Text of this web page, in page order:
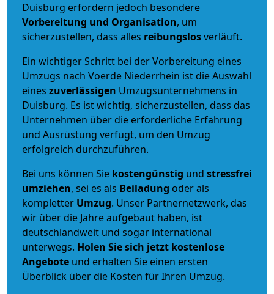
Duisburg erfordern jedoch besondere
Vorbereitung und Organisation, um
sicherzustellen, dass alles reibungslosverläuft.
Ein wichtiger Schritt bei der Vorbereitung eines
Umzugs nach Voerde Niederrhein ist die Auswahl
eines zuverlässigen Umzugsunternehmens in
Duisburg. Es ist wichtig, sicherzustellen, dass das
Unternehmen über die erforderliche Erfahrung
und Ausrüstung verfügt, um den Umzug
erfolgreich durchzuführen.
Bei uns können Sie kostengünstig und stressfrei
umziehen, sei es als Beiladung oder als
kompletter Umzug. Unser Partnernetzwerk, das
wir über die Jahre aufgebaut haben, ist
deutschlandweit und sogar international
unterwegs. Holen Sie sich jetzt kostenlose
Angebote und erhalten Sie einen ersten
Überblick über die Kosten für Ihren Umzug.